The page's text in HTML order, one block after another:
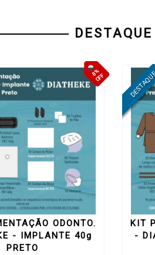
DESTAQUE
ODONTO.
- IMPLANTE 40g
PRETO
8%OFF
KIT
-